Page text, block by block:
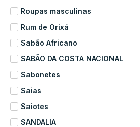
Roupas masculinas
Rum de Orixá
Sabão Africano
SABÃO DA COSTA NACIONAL
Sabonetes
Saias
Saiotes
SANDALIA